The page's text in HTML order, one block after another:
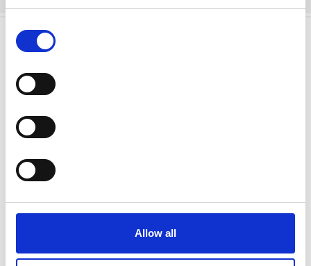
Selection
Allow all
Din e-postadress kommer inte publiceras.